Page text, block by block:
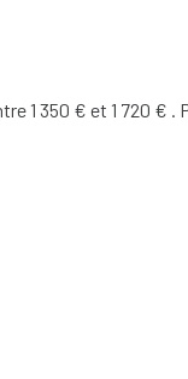
350 € et 1 720 €